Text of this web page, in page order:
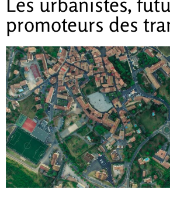
promoteurs des